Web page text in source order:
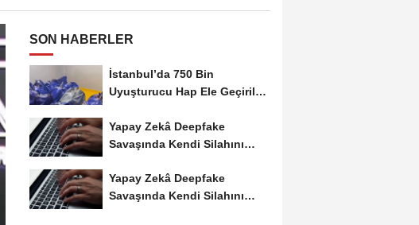
SON HABERLER
İstanbul’da 750 Bin
Uyuşturucu Hap Ele Geçirildi:
Yapay Zekâ Deepfake
Savaşında Kendi Silahını
Yapay Zekâ Deepfake
Savaşında Kendi Silahını